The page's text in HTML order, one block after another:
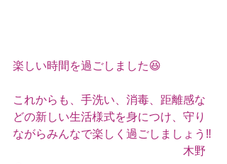
楽しい時間を過ごしました😆
これからも、手洗い、消毒、距離感な
どの新しい生活様式を身につけ、守り
ながらみんなで楽しく過ごしましょう‼
木野